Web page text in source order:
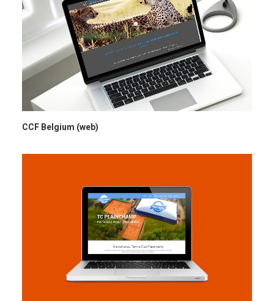
CCF Belgium (web)